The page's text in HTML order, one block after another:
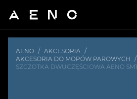
AENO / AKCESORIA /
AKCESORIA DO MOPÓW PAROWYCH /
SZCZOTKA DWUCZĘŚCIOWA AENO SM1